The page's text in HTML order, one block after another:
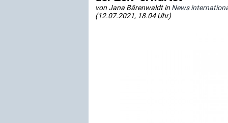
von Jana Bärenwaldt in News
(12.07.2021, 18.04 Uhr)